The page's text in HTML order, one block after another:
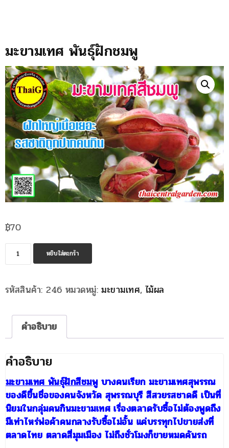
มะขามเทศ พันธุ์ฝักชมพู
฿70
จำนวน
มะขาม
พันธุ์
ชมพู
หยิบใส่ตะกร้า
รหัสสินค้า:246 หมวดหมู่:มะขามเทศ,ไม้ผล
คำอธิบาย
คำอธิบาย
มะขามเทศ พันธุ์ฝักสีชมพูบางคนเรียก มะขามเทศสุพรรณ
ของดีขึ้นชื่อของคนจังหวัด สุพรรณบุรี สีสวยรสชาดดี เป็นที่
นิยมในกลุ่มคนกินมะขามเทศ เรื่องตลาดรับซื้อไม่ต้องพูดถึง
มีเท่าไหร่พ่อค้าคนกลางรับซื้อไม่อั้น แค่บรรทุกไปขายส่งที่
ตลาดไทย ตลาดสี่มุมเมือง ไม่ถึงชั่วโมงก็ขายหมดคันรถ